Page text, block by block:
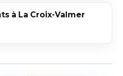
à La Croix-Valmer